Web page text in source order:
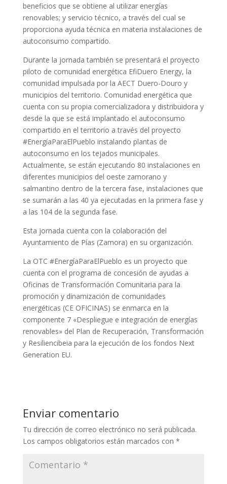
beneficios que se obtiene al utilizar energías
renovables; y servicio técnico, a través del cual se
proporciona ayuda técnica en materia instalaciones de
autoconsumo compartido.
Durante la jornada también se presentará el proyecto
piloto de comunidad energética EfiDuero Energy, la
comunidad impulsada por la AECT Duero-Douro y
municipios del territorio. Comunidad energética que
cuenta con su propia comercializadora y distribuidora y
desde la que se está implantado el autoconsumo
compartido en el territorio a través del proyecto
#EnergíaParaElPueblo instalando plantas de
autoconsumo en los tejados municipales.
Actualmente, se están ejecutando 80 instalaciones en
diferentes municipios del oeste zamorano y
salmantino dentro de la tercera fase, instalaciones que
se sumarán a las 40 ya ejecutadas en la primera fase y
a las 104 de la segunda fase.
Esta jornada cuenta con la colaboración del
Ayuntamiento de Pías (Zamora) en su organización.
La OTC #EnergíaParaElPueblo es un proyecto que
cuenta con el programa de concesión de ayudas a
Oficinas de Transformación Comunitaria para la
promoción y dinamización de comunidades
energéticas (CE OFICINAS) se enmarca en la
componente 7 «Despliegue e integración de energías
renovables» del Plan de Recuperación, Transformación
y Resiliencibeia para la ejecución de los fondos Next
Generation EU.
Enviar comentario
Tu dirección de correo electrónico no será publicada.
Los campos obligatorios están marcados con *